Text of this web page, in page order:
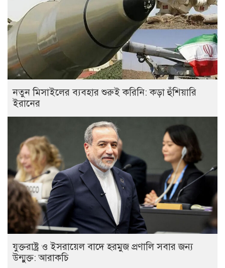
নতুন মিসাইলের ব্যবহার শুরুই করিনি: কড়া হুঁশিয়ারি
ইরানের
যুক্তরাষ্ট্র ও ইসরায়েল বাদে হরমুজ প্রণালি সবার জন্য
উন্মুক্ত: আরাকচি